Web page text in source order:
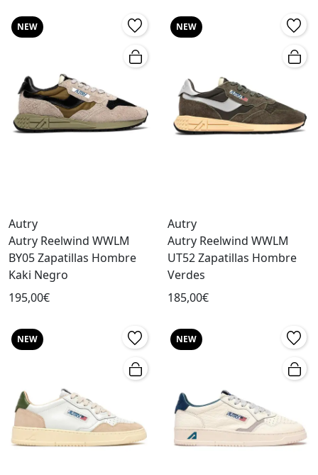
NEW
Autry
Autry Reelwind WWLM
BY05 Zapatillas Hombre
Kaki Negro
195,00€
NEW
Autry
Autry Reelwind WWLM
UT52 Zapatillas Hombre
Verdes
185,00€
NEW NEW